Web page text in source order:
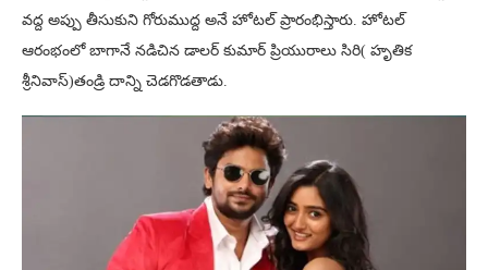
వద్ద అప్పు తీసుకుని గోరుముద్ద అనే హోటల్ ప్రారంభిస్తారు. హోటల్
ఆరంభంలో బాగానే నడిచిన డాలర్ కుమార్ ప్రియురాలు సిరి( హృతిక
శ్రీనివాస్)తండ్రి దాన్ని చెడగొడతాడు.